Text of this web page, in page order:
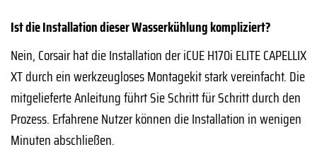
Ist die Installation dieser Wasserkühlung kompliziert?
Nein, Corsair hat die Installation der iCUE H170i ELITE CAPELLIX
XT durch ein werkzeugloses Montagekit stark vereinfacht. Die
mitgelieferte Anleitung führt Sie Schritt für Schritt durch den
Prozess. Erfahrene Nutzer können die Installation in wenigen
Minuten abschließen.